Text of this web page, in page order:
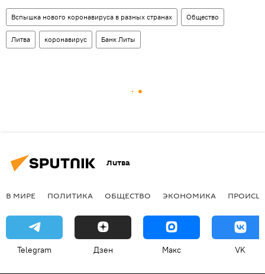
Вспышка нового коронавируса в разных странах Общество
Литва коронавирус Банк Литы
Литва
В МИРЕ ПОЛИТИКА ОБЩЕСТВО ЭКОНОМИКА
Telegram Дзен Макс VK